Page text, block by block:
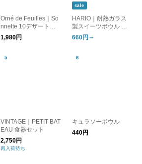
Orné de Feuilles｜So
nnette 10デザートボ
ウル
1,980円
sale
HARIO｜耐熱ガラス
製スイーツボウル 単
品／4個セット
660円～
VINTAGE｜PETIT BAT
EAU 食器セット
2,750円
再入荷待ち
キュラソーボウル
440円